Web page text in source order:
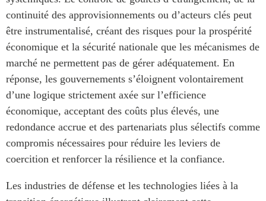
continuité des approvisionnements ou d’acteurs clés peut
être instrumentalisé, créant des risques pour la prospérité
économique et la sécurité nationale que les mécanismes de
marché ne permettent pas de gérer adéquatement. En
réponse, les gouvernements s’éloignent volontairement
d’une logique strictement axée sur l’efficience
économique, acceptant des coûts plus élevés, une
redondance accrue et des partenariats plus sélectifs comme
compromis nécessaires pour réduire les leviers de
coercition et renforcer la résilience et la confiance.
Les industries de défense et les technologies liées à la